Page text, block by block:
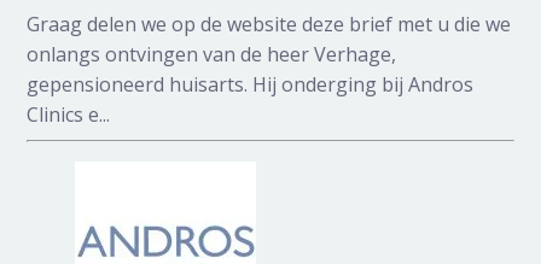
Graag delen we op de website deze brief met u die we
onlangs ontvingen van de heer Verhage,
gepensioneerd huisarts. Hij onderging bij Andros
Clinics e...